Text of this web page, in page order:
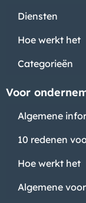
Diensten
Hoe werkt het
Categorieën
Voor
Algemene
10 redenen
Hoe werkt het
Algemene